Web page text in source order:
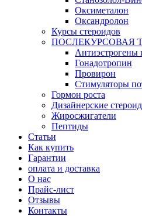
Оксиметалон
Оксандролон
Курсы стероидов
ПОСЛЕКУРСОВАЯ
Антиэстрогены
Гонадотропин
Провирон
Стимуляторы
Гормон роста
Дизайнерские
Жиросжигатели
Пептиды
Статьи
Как купить
Гарантии
оплата и доставка
О нас
Прайс-лист
Отзывы
Контакты